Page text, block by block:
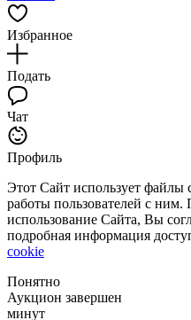
Избранное
Подать
Чат
Профиль
Этот Сайт использует файлы
работы пользователей с
использование Сайта, Вы
подробная информация
cookie
Понятно
Аукцион завершен
минут